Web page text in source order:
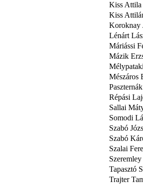
Kiss Attila
Kiss
Koroknay
Lénárt
Máriássi
Mázik
Mészáros
Répási
Sallai
Somodi
Szabó
Szabó
Szalai
Tapasztó
Trajter